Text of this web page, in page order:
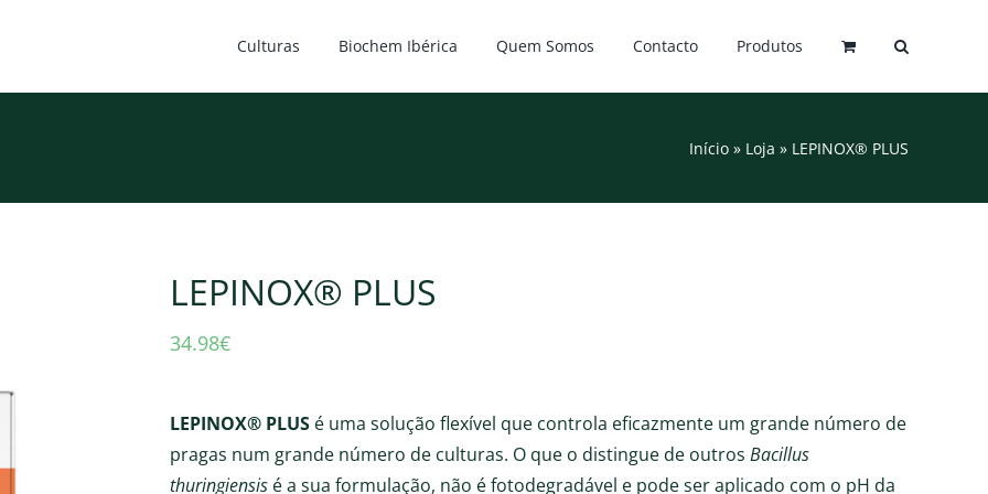
Culturas Biochem Ibérica Quem Somos Contacto Produtos
Início » Loja » LEPINOX® PLUS
LEPINOX® PLUS
34.98€
LEPINOX® PLUS é uma solução flexível que controla eficazmente um grande número de
pragas num grande número de culturas. O que o distingue de outros Bacillus
thuringiensis é a sua formulação, não é fotodegradável e pode ser aplicado com o pH da